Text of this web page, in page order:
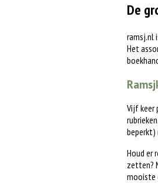
De
ramsj.nl
Het
Vijf keer
beperkt)
Houd er
zetten?
mooiste